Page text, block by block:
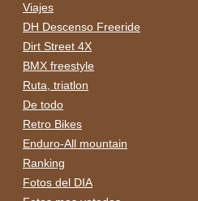
Viajes
DH Descenso Freeride
Dirt Street 4X
BMX freestyle
Ruta, triatlon
De todo
Retro Bikes
Enduro-All mountain
Ranking
Fotos del DIA